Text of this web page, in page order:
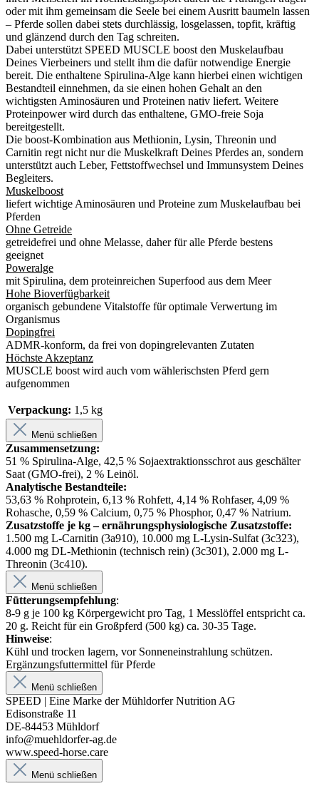
oder mit ihm gemeinsam die Seele bei einem Ausritt baumeln lassen
– Pferde sollen dabei stets durchlässig, losgelassen, topfit, kräftig
und glänzend durch den Tag schreiten.
Dabei unterstützt SPEED MUSCLE boost den Muskelaufbau
Deines Vierbeiners und stellt ihm die dafür notwendige Energie
bereit. Die enthaltene Spirulina-Alge kann hierbei einen wichtigen
Bestandteil einnehmen, da sie einen hohen Gehalt an den
wichtigsten Aminosäuren und Proteinen nativ liefert. Weitere
Proteinpower wird durch das enthaltene, GMO-freie Soja
bereitgestellt.
Die boost-Kombination aus Methionin, Lysin, Threonin und
Carnitin regt nicht nur die Muskelkraft Deines Pferdes an, sondern
unterstützt auch Leber, Fettstoffwechsel und Immunsystem Deines
Begleiters.
Muskelboost
liefert wichtige Aminosäuren und Proteine zum Muskelaufbau bei
Pferden
Ohne Getreide
getreidefrei und ohne Melasse, daher für alle Pferde bestens
geeignet
Poweralge
mit Spirulina, dem proteinreichen Superfood aus dem Meer
Hohe Bioverfügbarkeit
organisch gebundene Vitalstoffe für optimale Verwertung im
Organismus
Dopingfrei
ADMR-konform, da frei von dopingrelevanten Zutaten
Höchste Akzeptanz
MUSCLE boost wird auch vom wählerischsten Pferd gern
aufgenommen
Verpackung: 1,5 kg
Menü schließen
Zusammensetzung:
51 % Spirulina-Alge, 42,5 % Sojaextraktionsschrot aus geschälter
Saat (GMO-frei), 2 % Leinöl.
Analytische Bestandteile:
53,63 % Rohprotein, 6,13 % Rohfett, 4,14 % Rohfaser, 4,09 %
Rohasche, 0,59 % Calcium, 0,75 % Phosphor, 0,47 % Natrium.
Zusatzstoffe je kg – ernährungsphysiologische Zusatzstoffe:
1.500 mg L-Carnitin (3a910), 10.000 mg L-Lysin-Sulfat (3c323),
4.000 mg DL-Methionin (technisch rein) (3c301), 2.000 mg L-
Threonin (3c410).
Menü schließen
Fütterungsempfehlung:
8-9 g je 100 kg Körpergewicht pro Tag, 1 Messlöffel entspricht ca.
20 g. Reicht für ein Großpferd (500 kg) ca. 30-35 Tage.
Hinweise:
Kühl und trocken lagern, vor Sonneneinstrahlung schützen.
Ergänzungsfuttermittel für Pferde
Menü schließen
SPEED | Eine Marke der Mühldorfer Nutrition AG
Edisonstraße 11
DE-84453 Mühldorf
info@muehldorfer-ag.de
www.speed-horse.care
Menü schließen